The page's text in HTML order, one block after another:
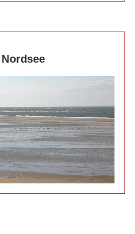
Nordsee